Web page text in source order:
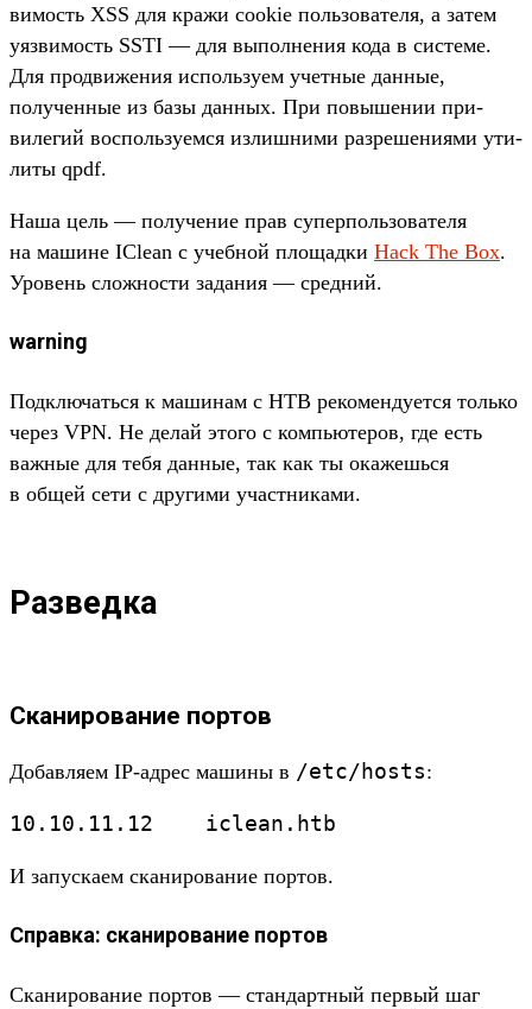
вимость XSS для кра­жи cookie поль­зовате­ля, а затем
уяз­вимость SSTI — для выпол­нения кода в сис­теме.
Для прод­вижения исполь­зуем учет­ные дан­ные,
получен­ные из базы дан­ных. При повыше­нии при­
виле­гий вос­поль­зуем­ся излишни­ми раз­решени­ями ути­
литы qpdf.
На­ша цель — получе­ние прав супер­поль­зовате­ля
на машине IСlean с учеб­ной пло­щад­ки Hack The Box.
Уро­вень слож­ности задания — сред­ний.
warning
Под­клю­чать­ся к машинам с HTB рекомен­дует­ся толь­ко
через VPN. Не делай это­го с компь­юте­ров, где есть
важ­ные для тебя дан­ные, так как ты ока­жешь­ся
в общей сети с дру­гими учас­тни­ками.
Разведка
Сканирование портов
До­бав­ляем IP-адрес машины в /etc/hosts:
10. 10. 11. 12 iclean. htb
И запус­каем ска­ниро­вание пор­тов.
Справка: сканирование портов
Ска­ниро­вание пор­тов — стан­дар­тный пер­вый шаг